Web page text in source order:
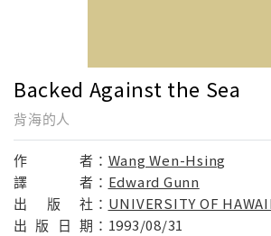
Backed Against the Sea
背海的人
作 者： Wang Wen-Hsing
譯
者： Edward Gunn
出
版 社： UNIVERSITY OF
出 版 日 期： 1993/08/31